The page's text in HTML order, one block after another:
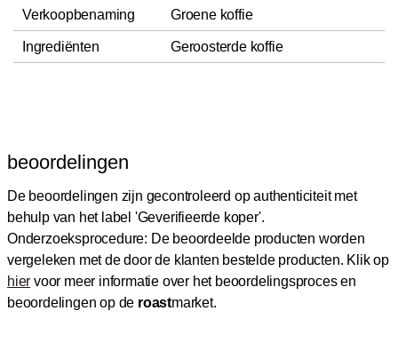
Verkoopbenaming Groene koffie
Ingrediënten Geroosterde koffie
beoordelingen
De beoordelingen zijn gecontroleerd op authenticiteit met
behulp van het label 'Geverifieerde koper'.
Onderzoeksprocedure: De beoordeelde producten worden
vergeleken met de door de klanten bestelde producten. Klik op
hier voor meer informatie over het beoordelingsproces en
beoordelingen op de roastmarket.